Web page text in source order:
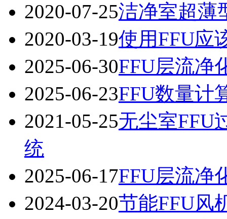
2020-07-25洁净室超薄
2020-03-19使用FFU应
2025-06-30FFU层流净
2025-06-23FFU数量计
2021-05-25无尘室FFU
统
2025-06-17FFU层流净
2024-03-20节能FFU风